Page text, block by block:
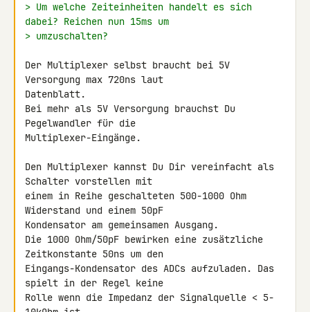
> Um welche Zeiteinheiten handelt es sich
dabei? Reichen nun 15ms um
> umzuschalten?
Der Multiplexer selbst braucht bei 5V
Versorgung max 720ns laut
Datenblatt.
Bei mehr als 5V Versorgung brauchst Du
Pegelwandler für die
Multiplexer-Eingänge.
Den Multiplexer kannst Du Dir vereinfacht als
Schalter vorstellen mit
einem in Reihe geschalteten 500-1000 Ohm
Widerstand und einem 50pF
Kondensator am gemeinsamen Ausgang.
Die 1000 Ohm/50pF bewirken eine zusätzliche
Zeitkonstante 50ns um den
Eingangs-Kondensator des ADCs aufzuladen. Das
spielt in der Regel keine
Rolle wenn die Impedanz der Signalquelle < 5-